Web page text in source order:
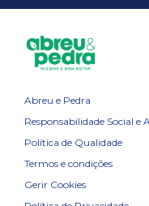
Abreu e Pedra
Responsabilidade Social e
Política de Qualidade
Termos e condições
Gerir Cookies